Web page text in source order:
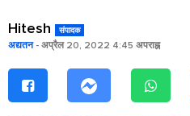
Hitesh संपादक
अद्यतन- अप्रैल 20, 2022 4:45 अपराह्न